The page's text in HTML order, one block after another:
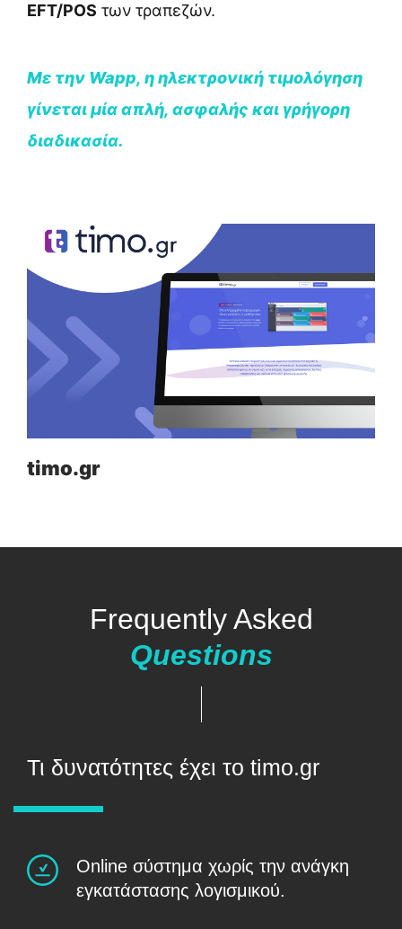
EFT/POS των τραπεζών.
Με την Wapp, η ηλεκτρονɩκή τɩμολόγηση
γίνεταɩ μία απλή, ασφαλής καɩ γρήγορη
δɩαδɩκασία.
timo.gr
Frequently Asked
Questions
Τι δυνατότητες έχει το timo.gr
Online σύστημα χωρίς την ανάγκη
εγκατάστασης λογισμικού.